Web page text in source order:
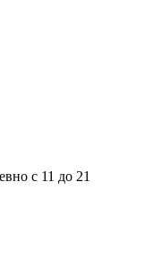
с 11 до 21